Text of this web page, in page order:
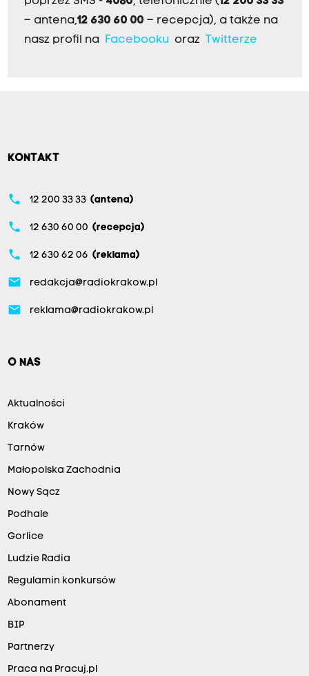
– antena,12 630 60 00 – recepcja), a także na
nasz profil na
Facebookuoraz Twitterze
KONTAKT
phone 12 200 33 33 (antena)
phone 12 630 60 00 (recepcja)
phone 12 630 62 06 (reklama)
email redakcja@radiokrakow.pl
email reklama@radiokrakow.pl
O NAS
Aktualności
Kraków
Tarnów
Małopolska Zachodnia
Nowy Sącz
Podhale
Gorlice
Ludzie Radia
Regulamin konkursów
Abonament
BIP
Partnerzy
Praca na Pracuj.pl